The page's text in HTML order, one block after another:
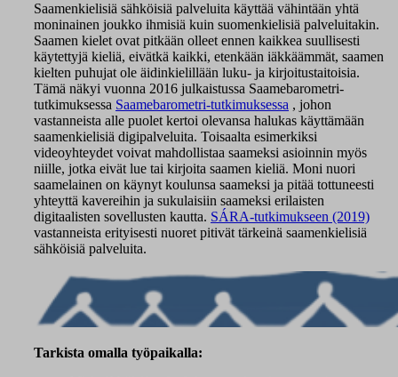
Saamenkielisiä sähköisiä palveluita käyttää vähintään yhtä
moninainen joukko ihmisiä kuin suomenkielisiä palveluitakin.
Saamen kielet ovat pitkään olleet ennen kaikkea suullisesti
käytettyjä kieliä, eivätkä kaikki, etenkään iäkkäämmät, saamen
kielten puhujat ole äidinkielillään luku- ja kirjoitustaitoisia.
Tämä näkyi vuonna 2016 julkaistussa Saamebarometri-
tutkimuksessa Saamebarometri-tutkimuksessa , johon
vastanneista alle puolet kertoi olevansa halukas käyttämään
saamenkielisiä digipalveluita. Toisaalta esimerkiksi
videoyhteydet voivat mahdollistaa saameksi asioinnin myös
niille, jotka eivät lue tai kirjoita saamen kieliä. Moni nuori
saamelainen on käynyt koulunsa saameksi ja pitää tottuneesti
yhteyttä kavereihin ja sukulaisiin saameksi erilaisten
digitaalisten sovellusten kautta. SÁRA-tutkimukseen (2019)
vastanneista erityisesti nuoret pitivät tärkeinä saamenkielisiä
sähköisiä palveluita.
Tarkista omalla työpaikalla: